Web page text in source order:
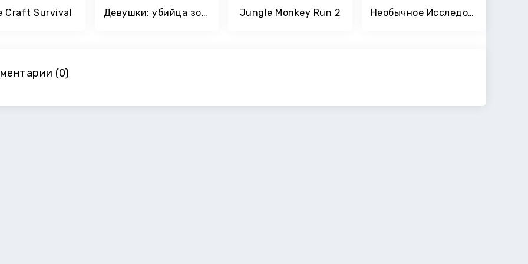
Craft Survival Девушки: убийца зомби Jungle Monkey Run 2 Необычное Исследование
(0)